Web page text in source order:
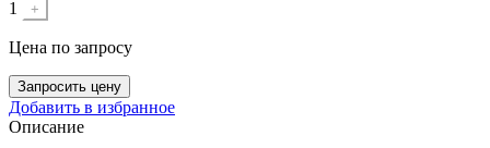
1 +
Цена по запросу
Запросить цену
Добавить в избранное
Описание